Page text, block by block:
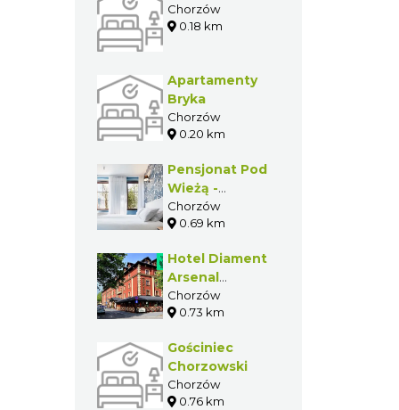
Chorzów
0.18 km
Apartamenty
Bryka
Chorzów
0.20 km
Pensjonat Pod
Wieżą -
Sztygarka
Chorzów
0.69 km
Hotel Diament
Arsenal
Palace****
Chorzów
0.73 km
Gościniec
Chorzowski
Chorzów
0.76 km